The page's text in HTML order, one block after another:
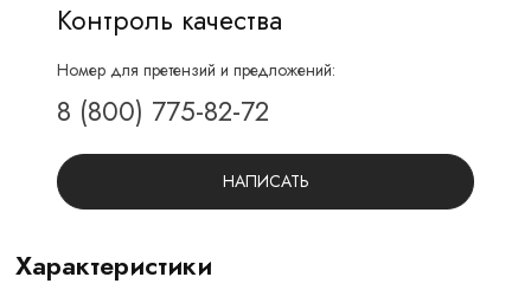
Контроль качества
Номер для претензий и предложений:
8 (800) 775-82-72
НАПИСАТЬ
Характеристики